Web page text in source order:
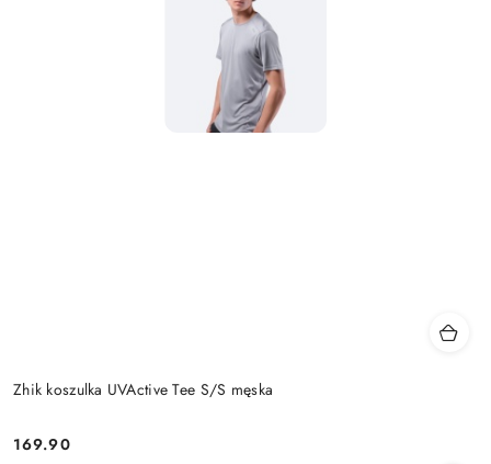
Zhik koszulka UVActive Tee S/S męska
Cena:
169.90